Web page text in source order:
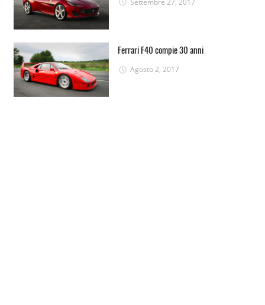
Ferrari F40 compie 30 anni
Agosto 2, 2017